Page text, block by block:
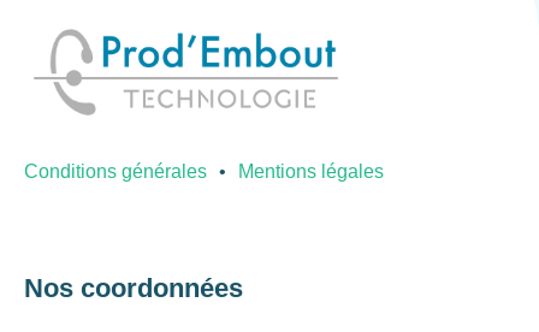
Conditions générales Mentions légales
Nos coordonnées